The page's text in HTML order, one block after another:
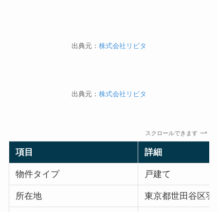
出典元： 株式会社リビタ
出典元： 株式会社リビタ
スクロールできます
項目 詳細
物件タイプ 戸建て
所在地 東京都世田谷区羽